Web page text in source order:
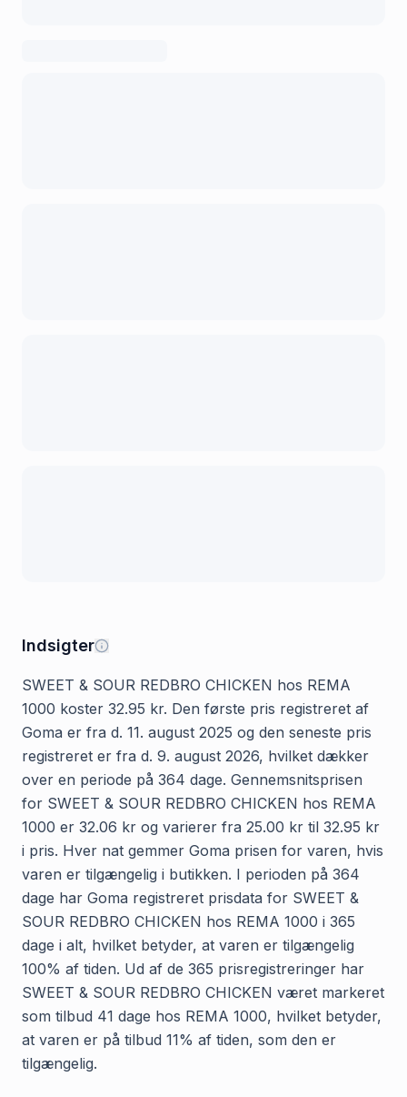
Indsigter
SWEET & SOUR REDBRO CHICKEN hos REMA
1000 koster 32.95 kr. Den første pris registreret af
Goma er fra d. 11. august 2025 og den seneste pris
registreret er fra d. 9. august 2026, hvilket dækker
over en periode på 364 dage. Gennemsnitsprisen
for SWEET & SOUR REDBRO CHICKEN hos REMA
1000 er 32.06 kr og varierer fra 25.00 kr til 32.95 kr
i pris. Hver nat gemmer Goma prisen for varen, hvis
varen er tilgængelig i butikken. I perioden på 364
dage har Goma registreret prisdata for SWEET &
SOUR REDBRO CHICKEN hos REMA 1000 i 365
dage i alt, hvilket betyder, at varen er tilgængelig
100% af tiden. Ud af de 365 prisregistreringer har
SWEET & SOUR REDBRO CHICKEN været markeret
som tilbud 41 dage hos REMA 1000, hvilket betyder,
at varen er på tilbud 11% af tiden, som den er
tilgængelig.